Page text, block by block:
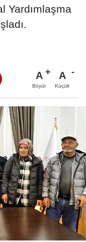
Yardımlaşma
A
Büyüt
A
Küçült